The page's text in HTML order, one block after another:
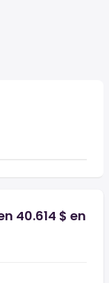
40.614 $ en